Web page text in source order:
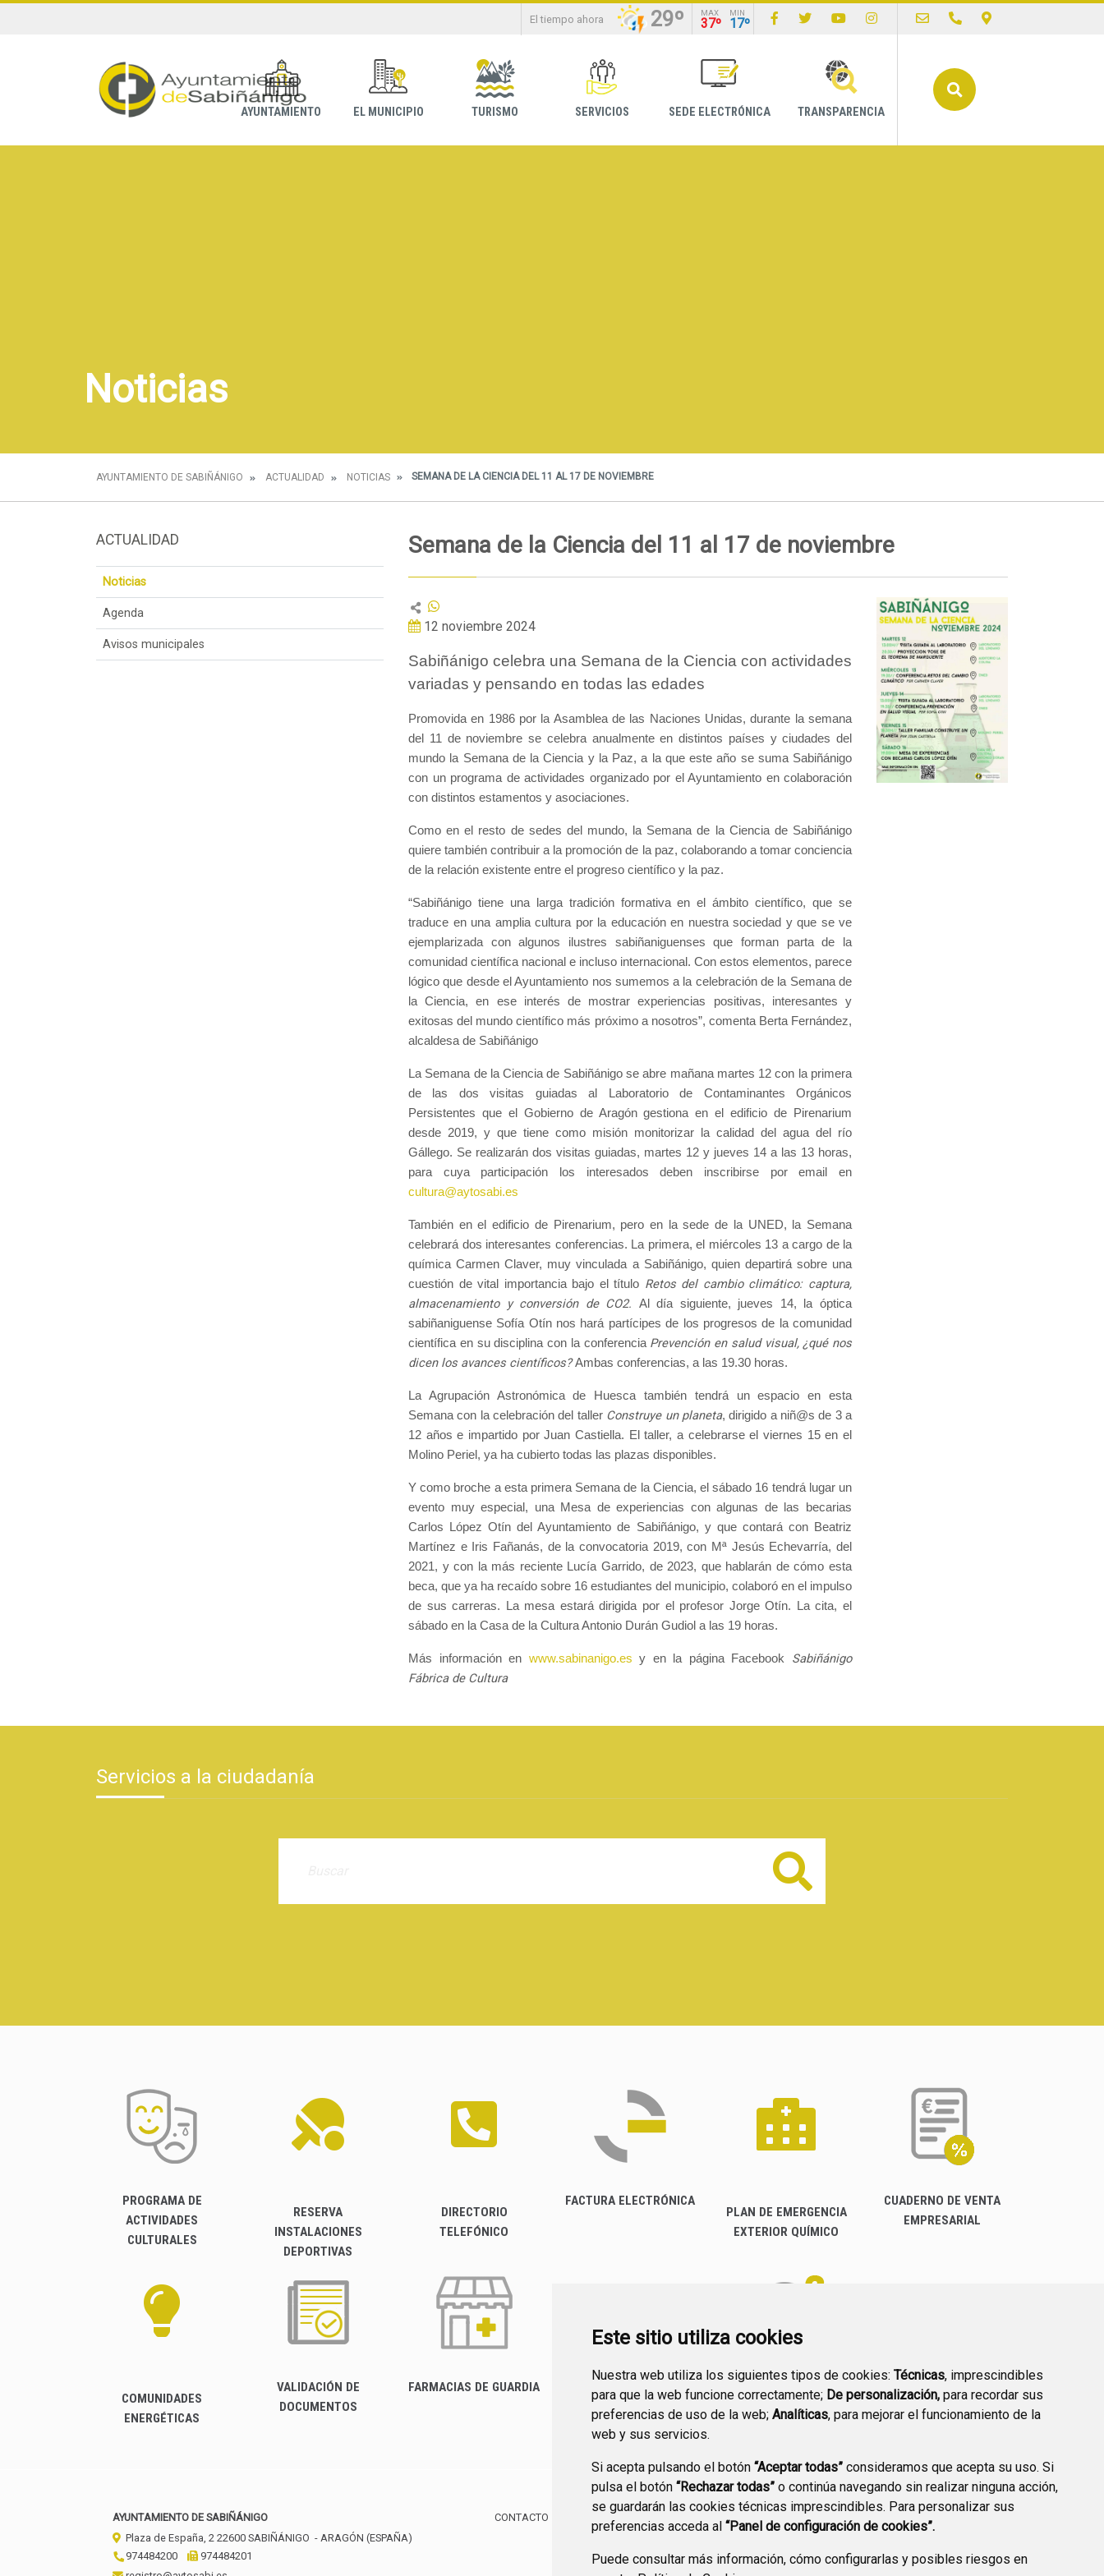
Este sitio utiliza cookies
Nuestra web utiliza los siguientes tipos de cookies: Técnicas, imprescindibles
para que la web funcione correctamente; De personalización, para recordar sus
preferencias de uso de la web; Analíticas, para mejorar el funcionamiento de la
web y sus servicios.
Si acepta pulsando el botón “Aceptar todas” consideramos que acepta su uso. Si
pulsa el botón “Rechazar todas” o continúa navegando sin realizar ninguna acción,
se guardarán las cookies técnicas imprescindibles. Para personalizar sus
preferencias acceda al “Panel de configuración de cookies”.
Puede consultar más información, cómo configurarlas y posibles riesgos en
El tiempo ahora 29º MAX
37º
MIN
17º
AYUNTAMIENTO EL MUNICIPIO TURISMO SERVICIOS SEDE ELECTRÓNICA TRANSPARENCIA
Noticias
AYUNTAMIENTO DE SABIÑÁNIGO ACTUALIDAD NOTICIAS SEMANA DE LA CIENCIA DEL 11 AL 17 DE NOVIEMBRE
ACTUALIDAD
Noticias
Agenda
Avisos municipales
Semana de la Ciencia del 11 al 17 de noviembre
12 noviembre 2024
Sabiñánigo celebra una Semana de la Ciencia con actividades
variadas y pensando en todas las edades
Promovida en 1986 por la Asamblea de las Naciones Unidas, durante la semana
del 11 de noviembre se celebra anualmente en distintos países y ciudades del
mundo la Semana de la Ciencia y la Paz, a la que este año se suma Sabiñánigo
con un programa de actividades organizado por el Ayuntamiento en colaboración
con distintos estamentos y asociaciones.
Como en el resto de sedes del mundo, la Semana de la Ciencia de Sabiñánigo
quiere también contribuir a la promoción de la paz, colaborando a tomar conciencia
de la relación existente entre el progreso científico y la paz.
“Sabiñánigo tiene una larga tradición formativa en el ámbito científico, que se
traduce en una amplia cultura por la educación en nuestra sociedad y que se ve
ejemplarizada con algunos ilustres sabiñaniguenses que forman parta de la
comunidad científica nacional e incluso internacional. Con estos elementos, parece
lógico que desde el Ayuntamiento nos sumemos a la celebración de la Semana de
la Ciencia, en ese interés de mostrar experiencias positivas, interesantes y
exitosas del mundo científico más próximo a nosotros”, comenta Berta Fernández,
alcaldesa de Sabiñánigo
La Semana de la Ciencia de Sabiñánigo se abre mañana martes 12 con la primera
de las dos visitas guiadas al Laboratorio de Contaminantes Orgánicos
Persistentes que el Gobierno de Aragón gestiona en el edificio de Pirenarium
desde 2019, y que tiene como misión monitorizar la calidad del agua del río
Gállego. Se realizarán dos visitas guiadas, martes 12 y jueves 14 a las 13 horas,
para cuya participación los interesados deben inscribirse por email en
cultura@aytosabi.es
También en el edificio de Pirenarium, pero en la sede de la UNED, la Semana
celebrará dos interesantes conferencias. La primera, el miércoles 13 a cargo de la
química Carmen Claver, muy vinculada a Sabiñánigo, quien departirá sobre una
cuestión de vital importancia bajo el título Retos del cambio climático: captura,
almacenamiento y conversión de CO2. Al día siguiente, jueves 14, la óptica
sabiñaniguense Sofía Otín nos hará partícipes de los progresos de la comunidad
científica en su disciplina con la conferencia Prevención en salud visual, ¿qué nos
dicen los avances científicos?Ambas conferencias, a las 19.30 horas.
La Agrupación Astronómica de Huesca también tendrá un espacio en esta
Semana con la celebración del taller Construye un planeta, dirigido a niñ@s de 3 a
12 años e impartido por Juan Castiella. El taller, a celebrarse el viernes 15 en el
Molino Periel, ya ha cubierto todas las plazas disponibles.
Y como broche a esta primera Semana de la Ciencia, el sábado 16 tendrá lugar un
evento muy especial, una Mesa de experiencias con algunas de las becarias
Carlos López Otín del Ayuntamiento de Sabiñánigo, y que contará con Beatriz
Martínez e Iris Fañanás, de la convocatoria 2019, con Mª Jesús Echevarría, del
2021, y con la más reciente Lucía Garrido, de 2023, que hablarán de cómo esta
beca, que ya ha recaído sobre 16 estudiantes del municipio, colaboró en el impulso
de sus carreras. La mesa estará dirigida por el profesor Jorge Otín. La cita, el
sábado en la Casa de la Cultura Antonio Durán Gudiol a las 19 horas.
Más información en www.sabinanigo.es y en la página Facebook Sabiñánigo
Fábrica de Cultura
Servicios a la ciudadanía
Buscar
PROGRAMA DE
ACTIVIDADES
CULTURALES
RESERVA
INSTALACIONES
DEPORTIVAS
DIRECTORIO
TELEFÓNICO
FACTURA ELECTRÓNICA
PLAN DE EMERGENCIA
EXTERIOR QUÍMICO
CUADERNO DE VENTA
EMPRESARIAL
COMUNIDADES
ENERGÉTICAS
VALIDACIÓN DE
DOCUMENTOS
FARMACIAS DE GUARDIA
CANAL YOUTUBE
PREGUNTAS
FRECUENTES
PLAN DE ACCIÓN LOCAL
2030
AYUNTAMIENTO DE SABIÑÁNIGO
Plaza de España, 2 22600 SABIÑÁNIGO - ARAGÓN (ESPAÑA)
974484200
974484201
CONTACTO POLÍTICA DE PRIVACIDAD ACCESIBILIDAD POLÍTICA DE COOKIES